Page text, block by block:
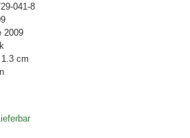
041-8
2009
cm